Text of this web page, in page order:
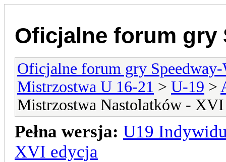
Oficjalne forum gry
Oficjalne forum gry
Mistrzostwa U 16-21 > U-19 >
Mistrzostwa Nastolatków -
Pełna wersja: U19
XVI edycja